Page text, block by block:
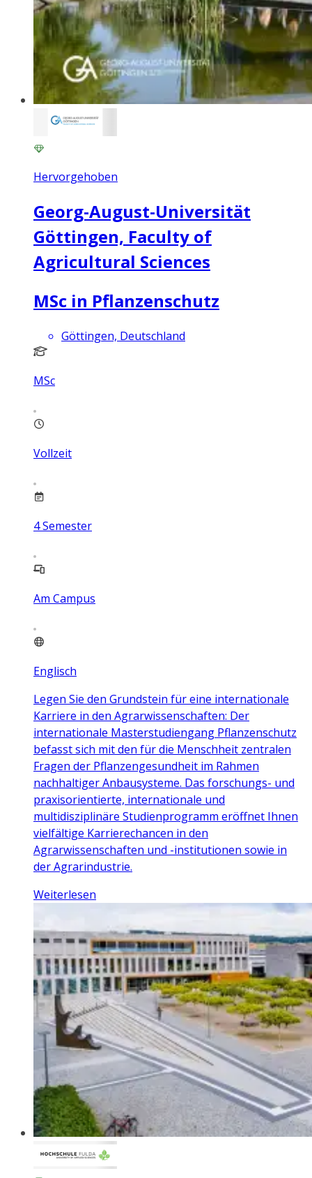
Hervorgehoben
Georg-August-Universität
Göttingen, Faculty of
Agricultural Sciences
MSc in Pflanzenschutz
Göttingen, Deutschland
MSc
Vollzeit
4Semester
Am Campus
Englisch
Legen Sie den Grundstein für eine internationale
Karriere in den Agrarwissenschaften: Der
internationale Masterstudiengang Pflanzenschutz
befasst sich mit den für die Menschheit zentralen
Fragen der Pflanzengesundheit im Rahmen
nachhaltiger Anbausysteme. Das forschungs- und
praxisorientierte, internationale und
multidisziplinäre Studienprogramm eröffnet Ihnen
vielfältige Karrierechancen in den
Agrarwissenschaften und -institutionen sowie in
der Agrarindustrie.
Weiterlesen